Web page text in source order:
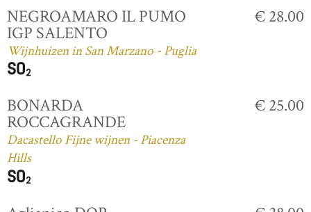
NEGROAMARO IL PUMO
IGP SALENTO
Wijnhuizen in San Marzano - Puglia
€ 28.00
BONARDA
ROCCAGRANDE
Dacastello Fijne wijnen - Piacenza
Hills
€ 25.00